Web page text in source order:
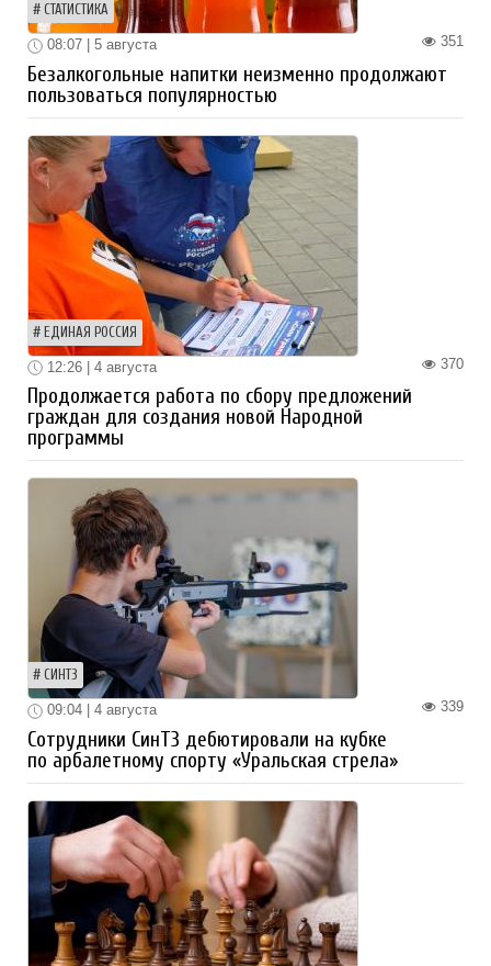
СТАТИСТИКА
351
08:07 | 5 августа
Безалкогольные напитки неизменно продолжают
пользоваться популярностью
ЕДИНАЯ РОССИЯ
370
12:26 | 4 августа
Продолжается работа по сбору предложений
граждан для создания новой Народной
программы
СИНТЗ
339
09:04 | 4 августа
Сотрудники СинТЗ дебютировали на кубке
по арбалетному спорту «Уральская стрела»